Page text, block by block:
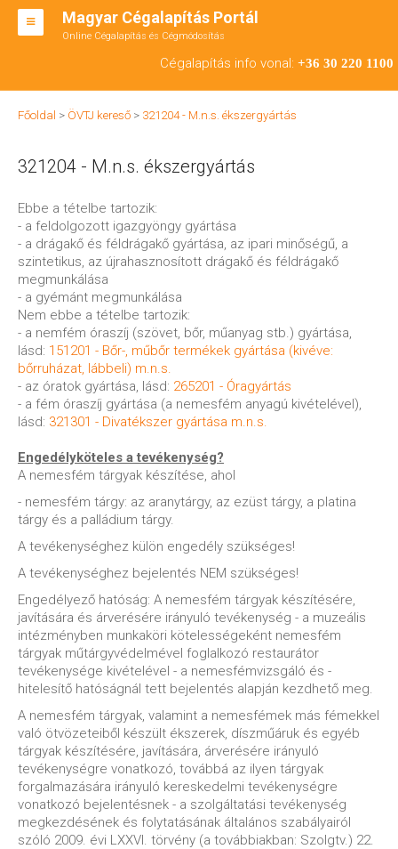
Magyar Cégalapítás Portál
Online Cégalapítás és Cégmódosítás
Cégalapítás info vonal: +36 30 220 1100
BT ALAPÍTÁS
CÉGMÓDOSÍTÁS
ÁTALAKULÁS
TEÁOR SZÁMOK '08
ENGEDÉLYKÖTELES
KAPCSOLAT
IRODÁK
Főoldal > ÖVTJ kereső > 321204 - M.n.s. ékszergyártás
321204 - M.n.s. ékszergyártás
Ebbe a tételbe tartozik:
- a feldolgozott igazgyöngy gyártása
- a drágakő és féldrágakő gyártása, az ipari minőségű, a
szintetikus, az újrahasznosított drágakő és féldrágakő
megmunkálása
- a gyémánt megmunkálása
Nem ebbe a tételbe tartozik:
- a nemfém óraszíj (szövet, bőr, műanyag stb.) gyártása,
lásd: 151201 - Bőr-, műbőr termékek gyártása (kivéve:
bőrruházat, lábbeli) m.n.s.
- az óratok gyártása, lásd: 265201 - Óragyártás
- a fém óraszíj gyártása (a nemesfém anyagú kivételével),
lásd: 321301 - Divatékszer gyártása m.n.s.
Engedélyköteles a tevékenység?
A nemesfém tárgyak készítése, ahol
- nemesfém tárgy: az aranytárgy, az ezüst tárgy, a platina
tárgy és a palládium tárgy.
A tevékenységhez külön engedély szükséges!
A tevékenységhez bejelentés NEM szükséges!
Engedélyező hatóság: A nemesfém tárgyak készítésére,
javítására és árverésére irányuló tevékenység - a muzeális
intézményben munkaköri kötelességeként nemesfém
tárgyak műtárgyvédelmével foglalkozó restaurátor
tevékenysége kivételével - a nemesfémvizsgáló és -
hitelesítő hatóságnál tett bejelentés alapján kezdhető meg.
A nemesfém tárgyak, valamint a nemesfémek más fémekkel
való ötvözeteiből készült ékszerek, díszműáruk és egyéb
tárgyak készítésére, javítására, árverésére irányuló
tevékenységre vonatkozó, továbbá az ilyen tárgyak
forgalmazására irányuló kereskedelmi tevékenységre
vonatkozó bejelentésnek - a szolgáltatási tevékenység
megkezdésének és folytatásának általános szabályairól
szóló 2009. évi LXXVI. törvény (a továbbiakban: Szolgtv.) 22.